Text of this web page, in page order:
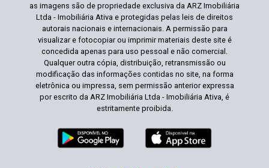
as imagens são de propriedade exclusiva da ARZ Imobiliária
Ltda - Imobiliária Ativa e protegidas pelas leis de direitos
autorais nacionais e internacionais. A permissão para
visualizar e fotocopiar ou imprimir materiais deste site é
concedida apenas para uso pessoal e não comercial.
Qualquer outra cópia, distribuição, retransmissão ou
modificação das informações contidas no site, na forma
eletrônica ou impressa, sem permissão anterior expressa
por escrito da ARZ Imobiliária Ltda - Imobiliária Ativa, é
estritamente proibida.